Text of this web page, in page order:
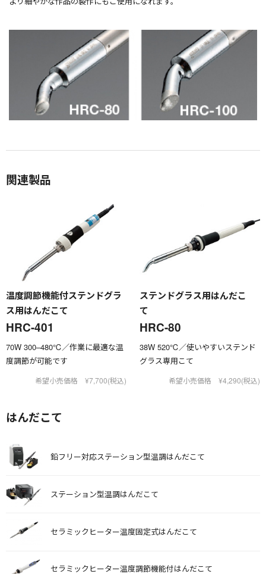
関連製品
温度調節機能付ステンドグラ
ス用はんだこて
HRC-401
70W 300–480℃／作業に最適な温
度調節が可能です
希望小売価格 ¥7,700(税込)
ステンドグラス用はんだこ
て
HRC-80
38W 520℃／使いやすいステンド
グラス専用こて
希望小売価格 ¥4,290(税込)
はんだこて
鉛フリー対応ステーション型温調はんだこて
ステーション型温調はんだこて
セラミックヒーター温度固定式はんだこて
セラミックヒーター温度調節機能付はんだこて